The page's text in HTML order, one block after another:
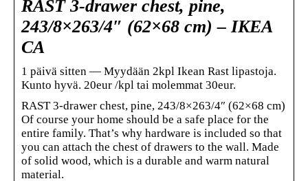
RAST 3-drawer chest, pine,
243/8×263/4″ (62×68 cm) – IKEA
CA
1 päivä sitten — Myydään 2kpl Ikean Rast lipastoja.
Kunto hyvä. 20eur /kpl tai molemmat 30eur.
RAST 3-drawer chest, pine, 243/8×263/4″ (62×68 cm)
Of course your home should be a safe place for the
entire family. That’s why hardware is included so that
you can attach the chest of drawers to the wall. Made
of solid wood, which is a durable and warm natural
material.